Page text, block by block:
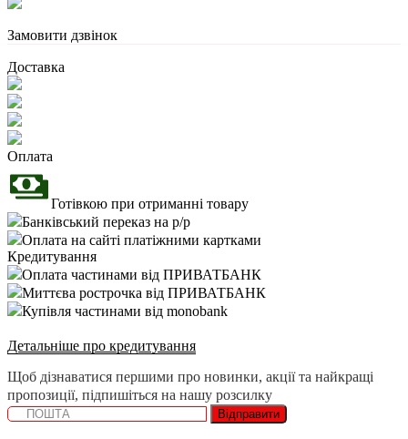
Замовити дзвінок
Доставка
Оплата
Готівкою при отриманні товару
Банківський переказ на р/р
Оплата на сайті платіжними картками
Кредитування
Оплата частинами від ПРИВАТБАНК
Миттєва рострочка від ПРИВАТБАНК
Купівля частинами від monobank
Детальніше про кредитування
Щоб дізнаватися першими про новинки, акції та найкращі
пропозиції, підпишіться на нашу розсилку
Відправити